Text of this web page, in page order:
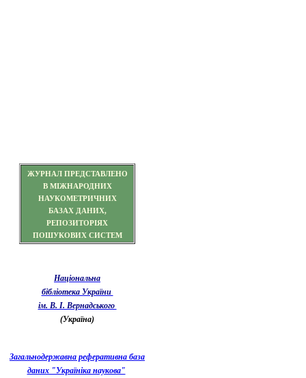
ЖУРНАЛ ПРЕДСТАВЛЕНО
В МІЖНАРОДНИХ
НАУКОМЕТРИЧНИХ
БАЗАХ ДАНИХ,
РЕПОЗИТОРІЯХ
ПОШУКОВИХ СИСТЕМ
Національна
бібліотека України
ім. В. І. Вернадського
(Україна)
Загальнодержавна реферативна база
даних "Україніка наукова"